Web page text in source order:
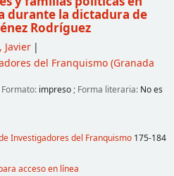
durante la dictadura de
Rodríguez
Javier
del Franquismo(Granada
impreso ; Forma literaria: No es
Investigadores del Franquismo175-184
acceso en línea